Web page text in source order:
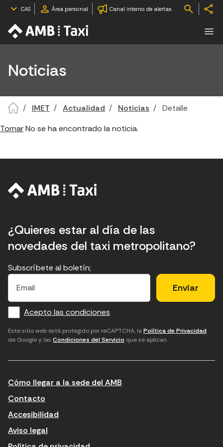
CAS Área personal Canal interno de alertas
Noticias
IMET Actualidad Noticias
Detalle
TornarNo se ha encontrado la noticia.
¿Quieres estar al día de las
novedades del taxi metropolitano?
E
f
o
r
m
i
n
t
E
c
a
m
p
r
r
e
u
H
u
d
'
a
e
p
t
a
×
Subscríbete al boletín;
E
a
i
l
Acepto las condiciones
Este sitio web está protegido por reCAPTCHA, laPolítica de Privacidad
de Google y las Condiciones del Servicio que se aplican.
Cómo llegar a la sede del AMB
Contacto
Accesibilidad
Aviso legal